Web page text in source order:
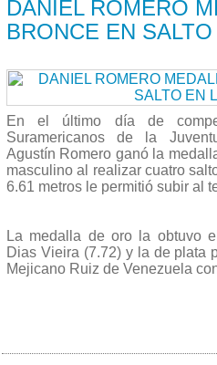
DANIEL ROMERO
BRONCE EN
En el último día de
Suramericanos de la
Agustín Romero ganó la
masculino al realizar cuatro
6.61 metros le permitió subir al
La medalla de oro la obtuvo
Dias Vieira (7.72) y la de plata
Mejicano Ruiz de Venezuela